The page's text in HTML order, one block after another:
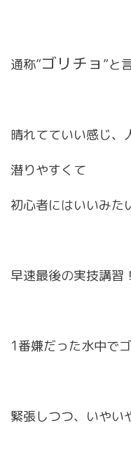
通称”ゴリチョ ”と
晴れてていい感じ、
潜りやすくて
初心者にはいいみた
早速最後の実技講習！
1番嫌だった水中で
緊張しつつ、いやい